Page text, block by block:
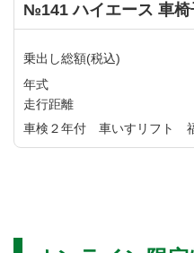
乗出し総額(税込)
年式
走行距離
車検２年付 車いすリフト